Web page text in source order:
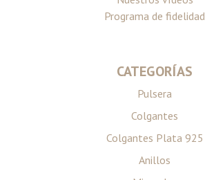
Programa de fidelidad
CATEGORÍAS
Pulsera
Colgantes
Colgantes Plata 925
Anillos